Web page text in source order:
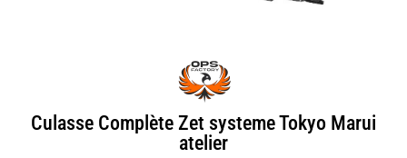
Culasse Complète Zet systeme Tokyo Marui
atelier